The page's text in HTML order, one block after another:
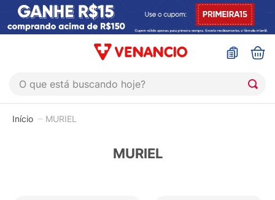
O que está buscando hoje?
MURIEL
MURIEL
sinustrat